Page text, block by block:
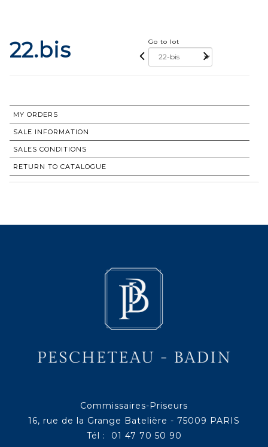
22.bis Go to lot
MY ORDERS
SALE INFORMATION
SALES CONDITIONS
RETURN TO CATALOGUE
Commissaires-Priseurs
16, rue de la Grange Batelière - 75009 PARIS
Tél : 01 47 70 50 90